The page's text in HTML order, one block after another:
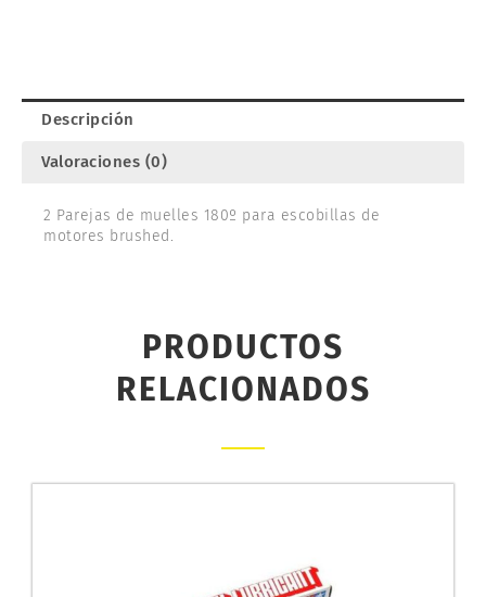
Descripción
Valoraciones (0)
2 Parejas de muelles 180º para escobillas de
motores brushed.
PRODUCTOS
RELACIONADOS